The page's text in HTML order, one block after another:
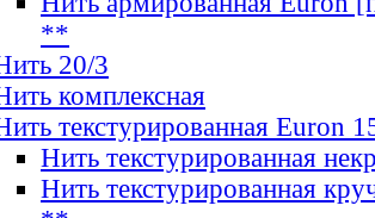
**
20/3
комплексная
текстурированная Euron
Нить текстурированная
Нить текстурированная